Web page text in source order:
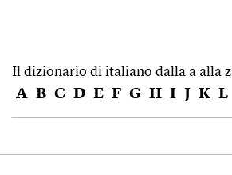
Il dizionario di italiano dalla a alla z
A B C D E F G H I J K L